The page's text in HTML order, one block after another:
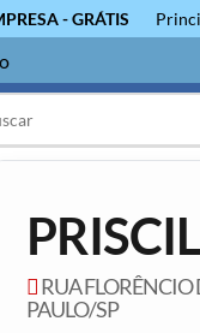
- GRÁTIS
RUA FLORÊNCIO
PAULO/SP